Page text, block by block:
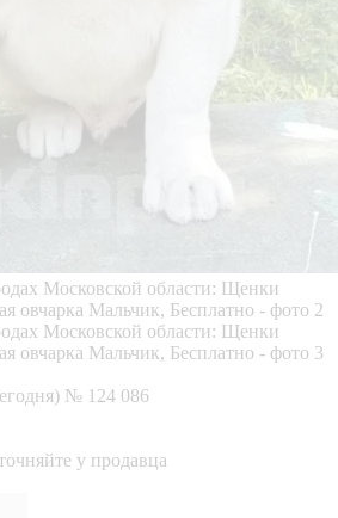
№ 124 086
у продавца